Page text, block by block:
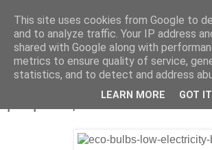
Parakato.gr
Μειώστε κατά 60% το
This site uses cookies from Google to
and to analyze traffic. Your IP address
shared with Google along with
metrics to ensure quality of service,
statistics, and to detect and address
LEARN MORE GOT IT